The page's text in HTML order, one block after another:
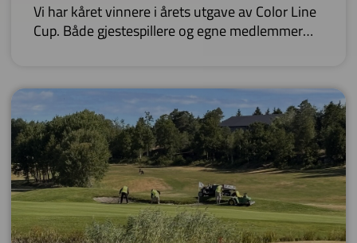
Vi har kåret vinnere i årets utgave av Color Line
Cup. Både gjestespillere og egne medlemmer